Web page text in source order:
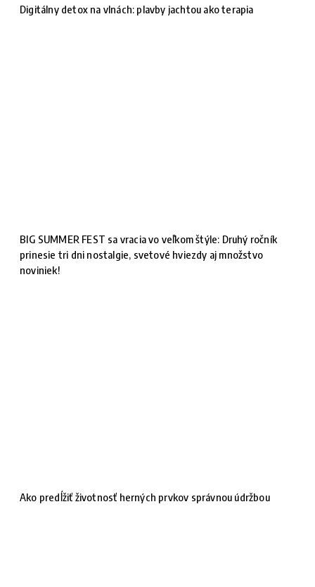
Digitálny detox na vlnách: plavby jachtou ako terapia
BIG SUMMER FEST sa vracia vo veľkom štýle: Druhý ročník
prinesie tri dni nostalgie, svetové hviezdy aj množstvo
noviniek!
Ako predĺžiť životnosť herných prvkov správnou údržbou